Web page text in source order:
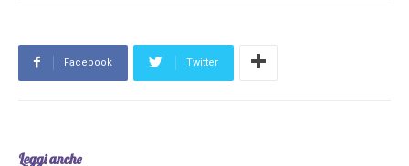
Facebook Twitter
Leggi anche